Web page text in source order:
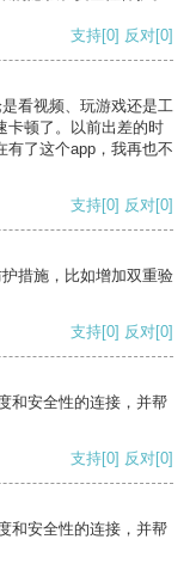
支持[0] 反对[0]
看视频、玩游戏还是工
卡顿了。以前出差的时
有了这个app，我再也不
支持[0] 反对[0]
措施，比如增加双重验
支持[0] 反对[0]
和安全性的连接，并帮
支持[0] 反对[0]
和安全性的连接，并帮